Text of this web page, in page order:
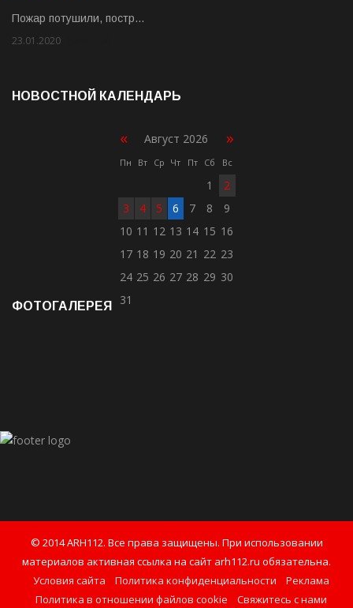
Пожар потушили, постр…
23.01.2020
НОВОСТНОЙ КАЛЕНДАРЬ
« Август 2026 »
Пн Вт Ср Чт Пт Сб Вс
1
2
3
4 5 6 7 8
9
10 11 12 13 14 15 16
17 18 19 20 21 22 23
24 25 26 27 28 29 30
31
ФОТОГАЛЕРЕЯ
© 2014 ARH112. Все права защищены. При использовании
материалов активная ссылка на сайт arh112.ru обязательна.
Условия сайта
Политика конфиденциальности
Реклама
Политика в отношении файлов cookie
Свяжитесь с нами